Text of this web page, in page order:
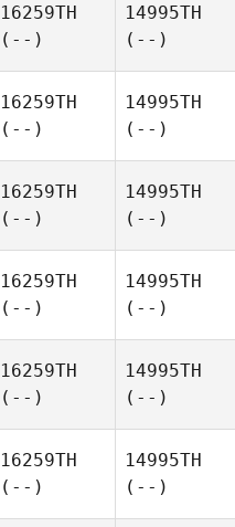
16259TH
(--)
14995TH
(--)
16259TH
(--)
14995TH
(--)
16259TH
(--)
14995TH
(--)
16259TH
(--)
14995TH
(--)
16259TH
(--)
14995TH
(--)
16259TH
(--)
14995TH
(--)